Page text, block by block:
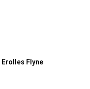
Erolles Flyne